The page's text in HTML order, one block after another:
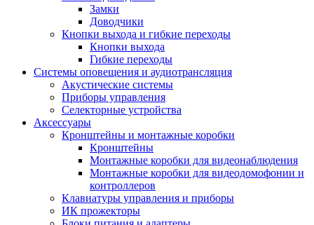
Замки
Доводчики
Кнопки выхода и гибкие переходы
Кнопки выхода
Гибкие переходы
Системы оповещения и аудиотрансляция
Акустические системы
Приборы управления
Селекторные устройства
Аксессуары
Кронштейны и монтажные коробки
Кронштейны
Монтажные коробки для видеонаблюдения
Монтажные коробки для видеодомофонии и
контроллеров
Клавиатуры управления и приборы
ИК прожекторы